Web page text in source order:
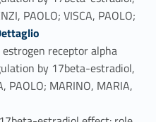
PAOLO; VISCA, PAOLO;
103
receptor alpha
by 17beta-estradiol,
PAOLO; MARINO, MARIA,